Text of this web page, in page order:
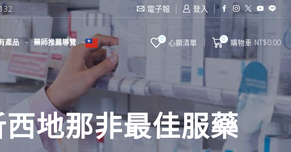
電子報 登入
產品 藥師推薦導覽 0 心願清單 0 購物車 NT$0.00
地那非最佳服藥